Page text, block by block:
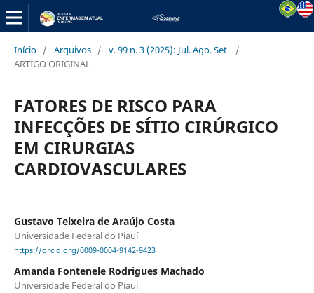
Início / Arquivos / v. 99 n. 3 (2025): Jul. Ago. Set. /
ARTIGO ORIGINAL
FATORES DE RISCO PARA
INFECÇÕES DE SÍTIO CIRÚRGICO
EM CIRURGIAS
CARDIOVASCULARES
Gustavo Teixeira de Araújo Costa
Universidade Federal do Piauí
https://orcid.org/0009-0004-9142-9423
Amanda Fontenele Rodrigues Machado
Universidade Federal do Piauí